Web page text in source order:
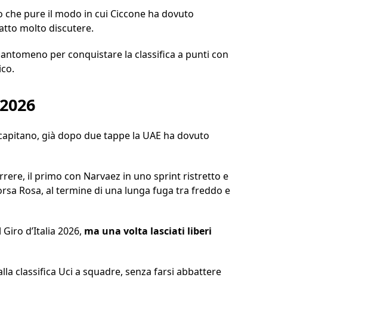
pure il modo in cui Ciccone ha dovuto
molto discutere.
per conquistare la classifica a punti con
già dopo due tappe la UAE ha dovuto
il primo con Narvaez in uno sprint ristretto e
Rosa, al termine di una lunga fuga tra freddo e
d’Italia 2026, ma una volta lasciati liberi
classifica Uci a squadre, senza farsi abbattere